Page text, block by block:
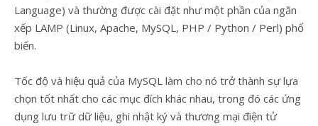
Language) và thường được cài đặt như một phần của ngăn
xếp LAMP (Linux, Apache, MySQL, PHP / Python / Perl) phổ
biến.
Tốc độ và hiệu quả của MySQL làm cho nó trở thành sự lựa
chọn tốt nhất cho các mục đích khác nhau, trong đó các ứng
dụng lưu trữ dữ liệu, ghi nhật ký và thương mại điện tử